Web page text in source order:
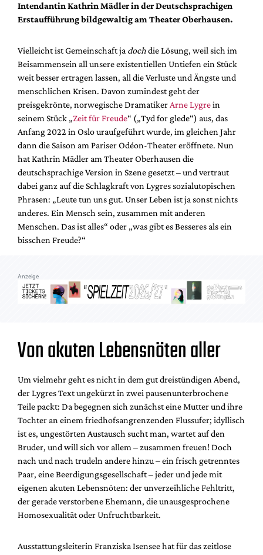
Podcast
Shop / Abo
Newsletter
Redaktion
Autor:innen
Partner
Mediadaten
Suche
Intendantin Kathrin Mädler in der Deutschsprachigen
Erstaufführung bildgewaltig am Theater Oberhausen.
Vielleicht ist Gemeinschaft ja dochdie Lösung, weil sich im
Beisammensein all unsere existentiellen Untiefen ein Stück
weit besser ertragen lassen, all die Verluste und Ängste und
menschlichen Krisen. Davon zumindest geht der
preisgekrönte, norwegische Dramatiker Arne Lygrein
seinem Stück „Zeit für Freude“ („Tyd for glede“) aus, das
Anfang 2022 in Oslo uraufgeführt wurde, im gleichen Jahr
dann die Saison am Pariser Odéon-Theater eröffnete. Nun
hat Kathrin Mädler am Theater Oberhausen die
deutschsprachige Version in Szene gesetzt – und vertraut
dabei ganz auf die Schlagkraft von Lygres sozialutopischen
Phrasen: „Leute tun uns gut. Unser Leben ist ja sonst nichts
anderes. Ein Mensch sein, zusammen mit anderen
Menschen. Das ist alles“ oder „was gibt es Besseres als ein
bisschen Freude?“
Anzeige
Von akuten Lebensnöten aller
Um vielmehr geht es nicht in dem gut dreistündigen Abend,
der Lygres Text ungekürzt in zwei pausenunterbrochene
Teile packt: Da begegnen sich zunächst eine Mutter und ihre
Tochter an einem friedhofsangrenzenden Flussufer; idyllisch
ist es, ungestörten Austausch sucht man, wartet auf den
Bruder, und will sich vor allem – zusammen freuen! Doch
nach und nach trudeln andere hinzu – ein frisch getrenntes
Paar, eine Beerdigungsgesellschaft – jeder und jede mit
eigenen akuten Lebensnöten: der unverzeihliche Fehltritt,
der gerade verstorbene Ehemann, die unausgesprochene
Homosexualität oder Unfruchtbarkeit.
Ausstattungsleiterin Franziska Isensee hat für das zeitlose